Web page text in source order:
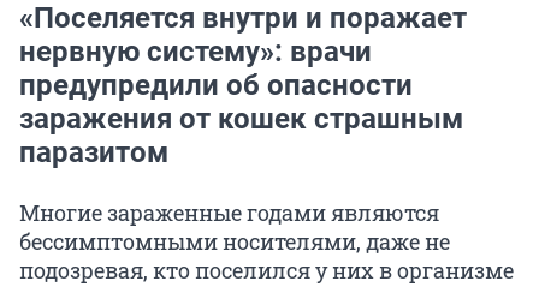
«Поселяется внутри и поражает
нервную систему»: врачи
предупредили об опасности
заражения от кошек страшным
паразитом
Многие зараженные годами являются
бессимптомными носителями, даже не
подозревая, кто поселился у них в организме